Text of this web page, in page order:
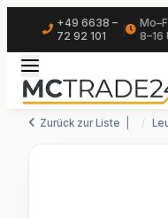
+49 6638 –
72 92 101
8–16
Zurück zur Liste